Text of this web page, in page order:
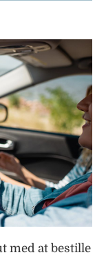
med at bestille